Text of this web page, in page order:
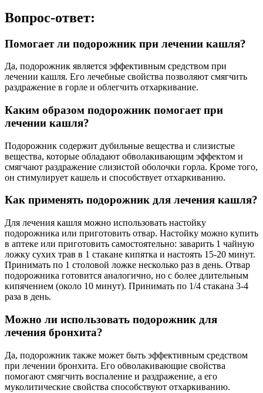
Вопрос-ответ:
Помогает ли подорожник при лечении кашля?
Да, подорожник является эффективным средством при
лечении кашля. Его лечебные свойства позволяют смягчить
раздражение в горле и облегчить отхаркивание.
Каким образом подорожник помогает при
лечении кашля?
Подорожник содержит дубильные вещества и слизистые
вещества, которые обладают обволакивающим эффектом и
смягчают раздражение слизистой оболочки горла. Кроме того,
он стимулирует кашель и способствует отхаркиванию.
Как применять подорожник для лечения кашля?
Для лечения кашля можно использовать настойку
подорожника или приготовить отвар. Настойку можно купить
в аптеке или приготовить самостоятельно: заварить 1 чайную
ложку сухих трав в 1 стакане кипятка и настоять 15-20 минут.
Принимать по 1 столовой ложке несколько раз в день. Отвар
подорожника готовится аналогично, но с более длительным
кипячением (около 10 минут). Принимать по 1/4 стакана 3-4
раза в день.
Можно ли использовать подорожник для
лечения бронхита?
Да, подорожник также может быть эффективным средством
при лечении бронхита. Его обволакивающие свойства
помогают смягчить воспаление и раздражение, а его
муколитические свойства способствуют отхаркиванию.